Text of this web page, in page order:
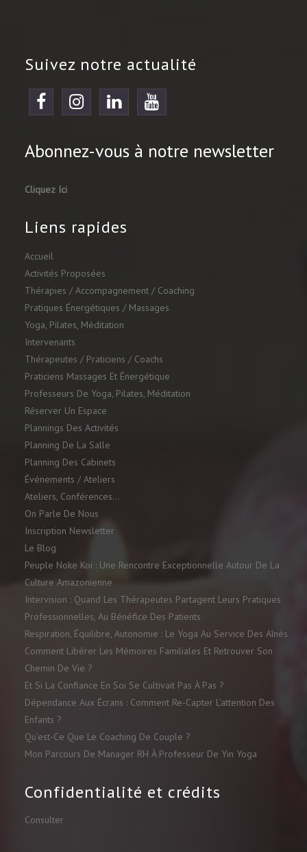
Suivez notre actualité
Abonnez-vous à notre newsletter
Cliquez Ici
Liens rapides
Accueil
Activités Proposées
Thérapies / Accompagnement / Coaching
Pratiques Énergétiques / Massages
Yoga, Pilates, Méditation
Intervenants
Thérapeutes / Praticiens / Coachs
Praticiens Massages Et Énergétique
Professeurs De Yoga, Pilates, Méditation
Réserver Un Espace
Plannings Des Activités
Planning De La Salle
Planning Des Cabinets
Événements / Ateliers
Ateliers, Conférences…
On Parle De Nous
Inscription Newsletter
Le Blog
Peuple Noke Koi : Une Rencontre Exceptionnelle Autour De La
Culture Amazonienne
Intervision : Quand Les Thérapeutes Partagent Leurs Pratiques
Professionnelles, Au Bénéfice Des Patients
Respiration, Équilibre, Autonomie : Le Yoga Au Service Des Aînés
Comment Libérer Les Mémoires Familiales Et Retrouver Son
Chemin De Vie ?
Et Si La Confiance En Soi Se Cultivait Pas À Pas ?
Dépendance Aux Écrans : Comment Re-Capter L’attention Des
Enfants ?
Qu’est-Ce Que Le Coaching De Couple ?
Mon Parcours De Manager RH À Professeur De Yin Yoga
Confidentialité et crédits
Consulter